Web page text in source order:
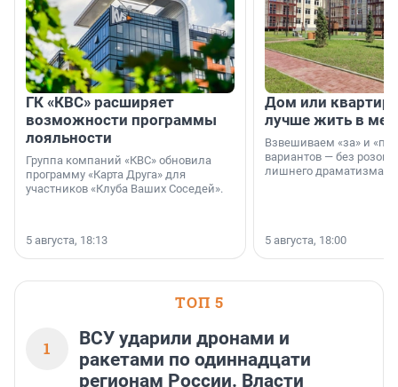
ГК «КВС» расширяет
возможности программы
лояльности
Группа компаний «КВС» обновила
программу «Карта Друга» для
участников «Клуба Ваших Соседей».
5 августа, 18:13
Дом или
лучше жить в
Взвешиваем «за» и
вариантов — без
лишнего драматизма.
5 августа, 18:00
ТОП 5
1
ВСУ ударили дронами и
ракетами по одиннадцати
регионам России. Власти